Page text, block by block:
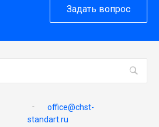
Задать вопрос
office@chst-
standart.ru